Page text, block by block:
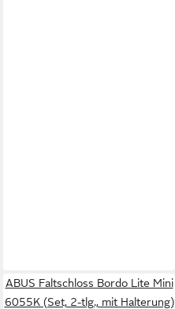
ABUS Faltschloss Bordo Lite Mini
6055K (Set, 2-tlg., mit Halterung)